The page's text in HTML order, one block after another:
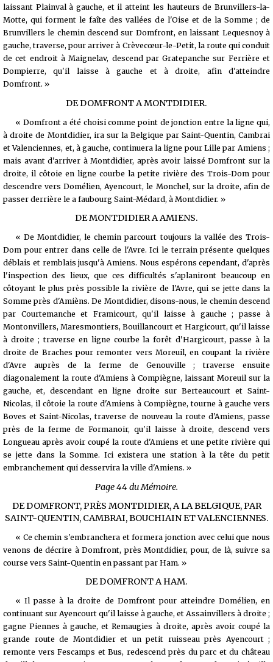
laissant Plainval à gauche, et il atteint les hauteurs de Brunvillers-la-
Motte, qui forment le faîte des vallées de l'Oise et de la Somme ; de
Brunvillers le chemin descend sur Domfront, en laissant Lequesnoy à
gauche, traverse, pour arriver à Crèvecœur-le-Petit, la route qui conduit
de cet endroit à Maignelav, descend par Gratepanche sur Ferrière et
Dompierre, qu'il laisse à gauche et à droite, afin d'atteindre
Domfront. »
DE DOMFRONT A MONTDIDIER.
« Domfront a été choisi comme point de jonction entre la ligne qui,
à droite de Montdidier, ira sur la Belgique par Saint-Quentin, Cambrai
et Valenciennes, et, à gauche, continuera la ligne pour Lille par Amiens ;
mais avant d'arriver à Montdidier, après avoir laissé Domfront sur la
droite, il côtoie en ligne courbe la petite rivière des Trois-Dom pour
descendre vers Domélien, Ayencourt, le Monchel, sur la droite, afin de
passer derrière le a faubourg Saint-Médard, à Montdidier. »
DE MONTDIDIER A AMIENS.
« De Montdidier, le chemin parcourt toujours la vallée des Trois-
Dom pour entrer dans celle de l'Avre. Ici le terrain présente quelques
déblais et remblais jusqu'à Amiens. Nous espérons cependant, d'après
l'inspection des lieux, que ces difficultés s'aplaniront beaucoup en
côtoyant le plus près possible la rivière de l'Avre, qui se jette dans la
Somme près d'Amièns. De Montdidier, disons-nous, le chemin descend
par Courtemanche et Framicourt, qu'il laisse à gauche ; passe à
Montonvillers, Maresmontiers, Bouillancourt et Hargicourt, qu'il laisse
à droite ; traverse en ligne courbe la forêt d'Hargicourt, passe à la
droite de Braches pour remonter vers Moreuil, en coupant la rivière
d'Avre auprès de la ferme de Genouville ; traverse ensuite
diagonalement la route d'Amiens à Compiègne, laissant Moreuil sur la
gauche, et, descendant en ligne droite sur Berteaucourt et Saint-
Nicolas, il côtoie la route d'Amiens à Compiègne, tourne à gauche vers
Boves et Saint-Nicolas, traverse de nouveau la route d'Amiens, passe
près de la ferme de Formanoir, qu'il laisse à droite, descend vers
Longueau après avoir coupé la route d'Amiens et une petite rivière qui
se jette dans la Somme. Ici existera une station à la tête du petit
embranchement qui desservira la ville d'Amiens. »
Page 44 du Mémoire.
DE DOMFRONT, PRÈS MONTDIDIER, A LA BELGIQUE, PAR
SAINT-QUENTIN, CAMBRAI, BOUCHIAIN ET VALENCIENNES.
« Ce chemin s'embranchera et formera jonction avec celui que nous
venons de décrire à Domfront, près Montdidier, pour, de là, suivre sa
course vers Saint-Quentin en passant par Ham. »
DE DOMFRONT A HAM.
« Il passe à la droite de Domfront pour atteindre Domélien, en
continuant sur Ayencourt qu'il laisse à gauche, et Assainvillers à droite ;
gagne Piennes à gauche, et Remaugies à droite, après avoir coupé la
grande route de Montdidier et un petit ruisseau près Ayencourt ;
remonte vers Fescamps et Bus, redescend près du parc et du château